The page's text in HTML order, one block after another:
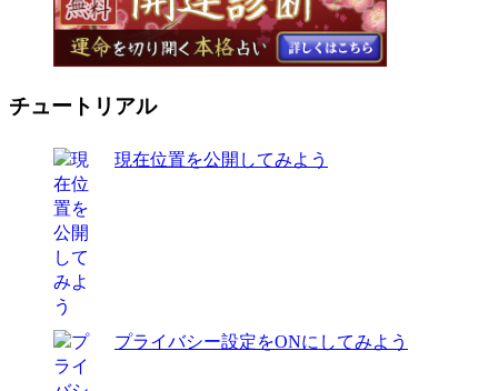
チュートリアル
現在位置を公開してみよう
プライバシー設定をONにしてみよう